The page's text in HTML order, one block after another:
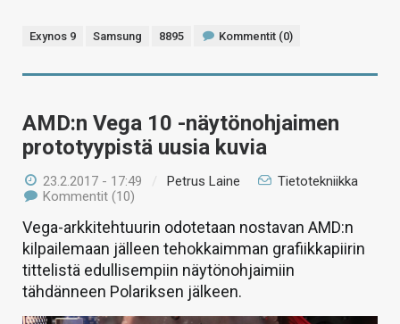
Exynos 9 Samsung 8895 Kommentit (0)
AMD:n Vega 10 -näytönohjaimen
prototyypistä uusia kuvia
23.2.2017 - 17:49 / Petrus Laine
Tietotekniikka
Kommentit (10)
Vega-arkkitehtuurin odotetaan nostavan AMD:n
kilpailemaan jälleen tehokkaimman grafiikkapiirin
tittelistä edullisempiin näytönohjaimiin
tähdänneen Polariksen jälkeen.